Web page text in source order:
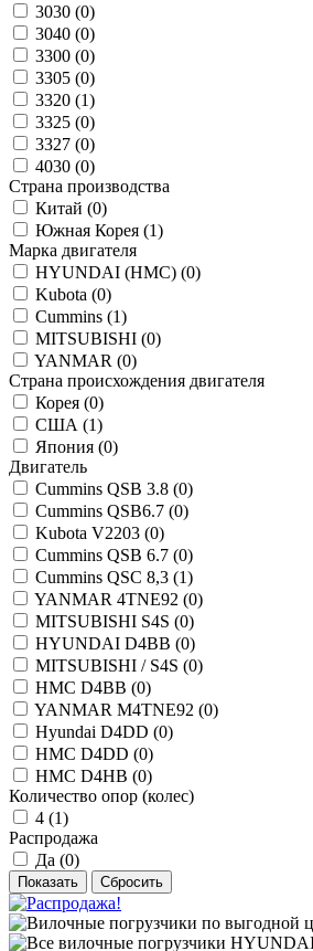
3030 (0)
3040 (0)
3300 (0)
3305 (0)
3320 (1)
3325 (0)
3327 (0)
4030 (0)
Страна производства
Китай (0)
Южная Корея (1)
Марка двигателя
HYUNDAI (HMC) (0)
Kubota (0)
Cummins (1)
MITSUBISHI (0)
YANMAR (0)
Страна происхождения двигателя
Корея (0)
США (1)
Япония (0)
Двигатель
Cummins QSB 3.8 (0)
Cummins QSB6.7 (0)
Kubota V2203 (0)
Cummins QSB 6.7 (0)
Cummins QSC 8,3 (1)
YANMAR 4TNE92 (0)
MITSUBISHI S4S (0)
HYUNDAI D4BB (0)
MITSUBISHI / S4S (0)
HMC D4BB (0)
YANMAR М4TNE92 (0)
Hyundai D4DD (0)
HMC D4DD (0)
HMC D4HB (0)
Количество опор (колес)
4 (1)
Распродажа
Да (0)